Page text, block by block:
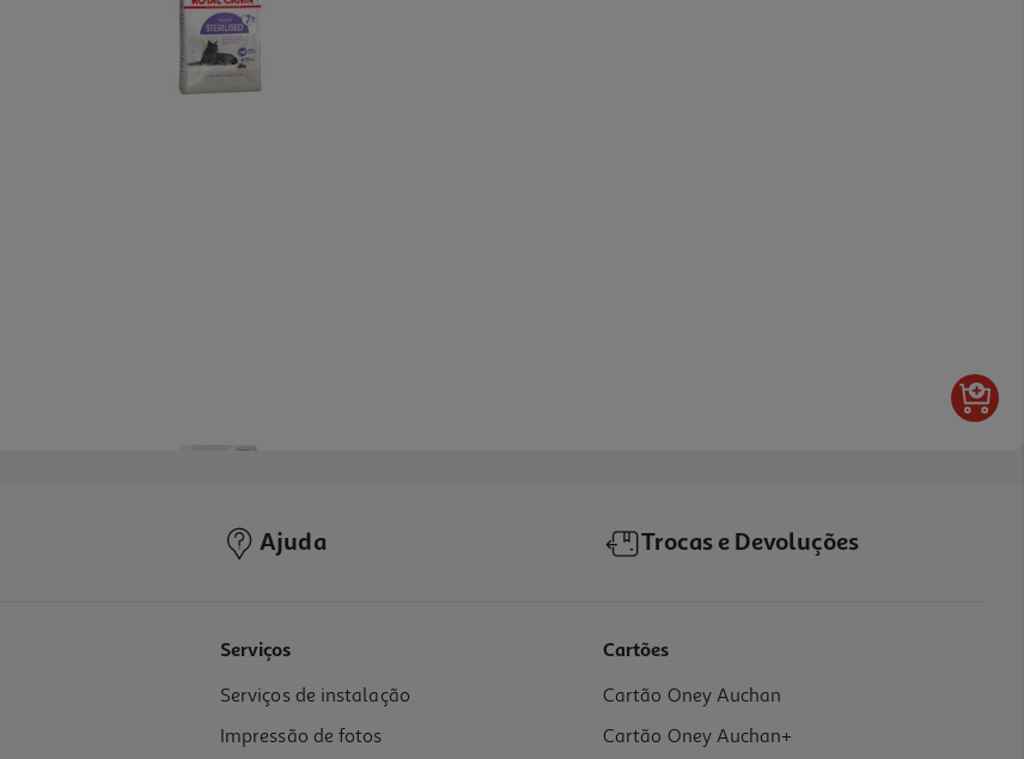
Ajuda Trocas e Devoluções
Serviços
Serviços de instalação
Impressão de fotos
Cartões
Cartão Oney Auchan
Cartão Oney Auchan+